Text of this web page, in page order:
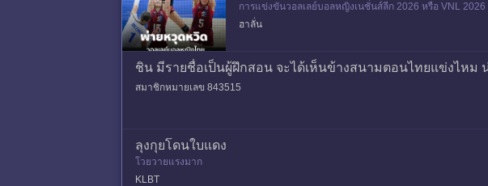
การแข่งขันวอลเลย์บอลหญิงเนชั่นส์ลีก 2026 หรือ VNL
มื่อวันที่ 17 มิ.ย. 69 ที่ผ่านมา วอลเลย
ฮาลั่น
ชิน มีรายชื่อเป็นผู้ฝึกสอน จะได้เห็นข้างสนามตอนไทยแข่งไหม
สมาชิกหมายเลข 843515
ลุงกุยโดนใบแดง
โวยวายแรงมาก
KLBT